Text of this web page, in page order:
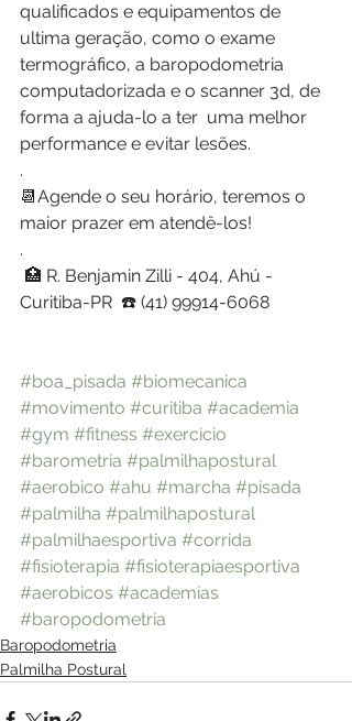
qualificados e equipamentos de
ultima geração, como o exame
termográfico, a baropodometria
computadorizada e o scanner 3d, de
forma a ajuda-lo a ter  uma melhor
performance e evitar lesões.
.
📆Agende o seu horário, teremos o
maior prazer em atendê-los!
.
Curitiba-PR  ☎️ (41) 99914-6068
#boa_pisada #biomecanica
#movimento #curitiba #academia
#gym #fitness #exercicio
#barometria #palmilhapostural
#aerobico #ahu #marcha #pisada
#palmilha #palmilhapostural
#palmilhaesportiva #corrida
#fisioterapia #fisioterapiaesportiva
#aerobicos #academias
#baropodometria
Baropodometria
Palmilha Postural